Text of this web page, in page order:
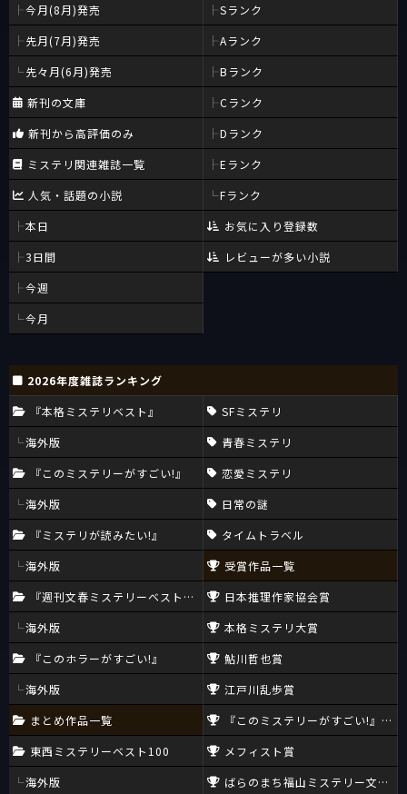
今月(8月)発売
先月(7月)発売
先々月(6月)発売
新刊の文庫
新刊から高評価のみ
ミステリ関連雑誌一覧
人気・話題の小説
本日
3日間
今週
今月
Sランク
Aランク
Bランク
Cランク
Dランク
Eランク
Fランク
お気に入り登録数
レビューが多い小説
2026年度雑誌ランキング
『本格ミステリベスト』
海外版
『このミステリーがすごい!』
海外版
『ミステリが読みたい!』
海外版
『週刊文春ミステリーベスト10』
海外版
『このホラーがすごい!』
海外版
まとめ作品一覧
東西ミステリーベスト100
海外版
SFミステリ
青春ミステリ
恋愛ミステリ
日常の謎
タイムトラベル
受賞作品一覧
日本推理作家協会賞
本格ミステリ大賞
鮎川哲也賞
江戸川乱歩賞
『このミステリーがすごい!』大賞
メフィスト賞
ばらのまち福山ミステリー文学新